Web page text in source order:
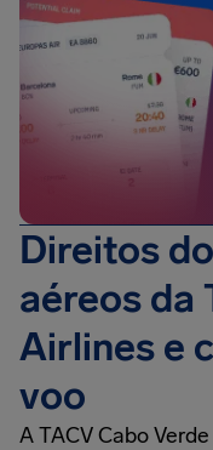
Direitos
aéreos da
Airlines e
voo
A TACV Cabo